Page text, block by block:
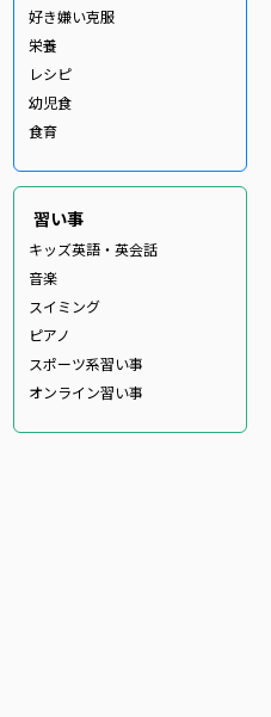
好き嫌い克服
栄養
レシピ
幼児食
食育
習い事
キッズ英語・英会話
音楽
スイミング
ピアノ
スポーツ系習い事
オンライン習い事